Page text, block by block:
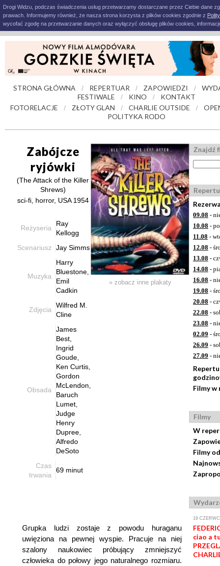
Drogi Widzu, podczas świadczenia usług przetwarzamy dostarczane przez Ciebie dane
prawach. Informujemy również, że nasza strona korzysta z plików cookies zgodnie z
wycofać zgodę na przetwarzanie danych oraz wyłączyć obsługę plików cookies,
STRONA GŁÓWNA / REPERTUAR / ZAPOWIEDZI /
FESTIWALE
/ KINO /
KONTAKT
FOTORELACJE
/ ZŁOTY GLAN / CHARLIE OUTSIDE /
POLITYKA RODO
Zabójcze
ryjówki
(The Attack of the Killer
Shrews)
sci-fi, horror, USA 1954
Reżyseria
Ray
Kellogg
Scenariusz
Jay Simms
Muzyka
Harry
Bluestone,
Emil
Cadkin
Zdjęcia
Wilfred M.
Cline
Obsada
James
Best,
Ingrid
Goude,
Ken Curtis,
Gordon
McLendon,
Baruch
Lumet,
Judge
Henry
Dupree,
Alfredo
DeSoto
Czas
trwania
69 minut
» zobacz inne plakaty
Grupka ludzi zostaje z powodu huraganu
uwięziona na pewnej wyspie. Pracuje na niej
szalony naukowiec próbujący zmniejszyć
człowieka do połowy jego naturalnego rozmiaru.
Znajdź
09.08 -
10.08 -
11.08 -
12.08 -
13.08 -
14.08 -
16.08 -
19.08 -
20.08 -
22.08 -
23.08 -
02.09 -
26.09 -
27.09 -
Filmy
Filmy
W
Filmy
19
ciao a